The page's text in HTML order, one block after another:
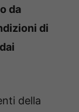
da
di
della